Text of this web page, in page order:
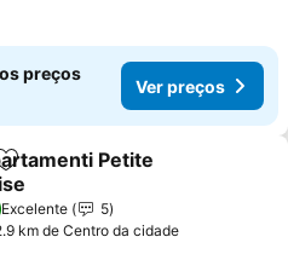
preços
Ver preços
Adicionar aos favoritos
Petite
Excelente
5
km de Centro da cidade